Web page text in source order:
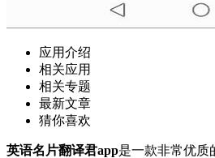
应用介绍
相关应用
相关专题
最新文章
猜你喜欢
英语名片翻译君app是一款非常优质